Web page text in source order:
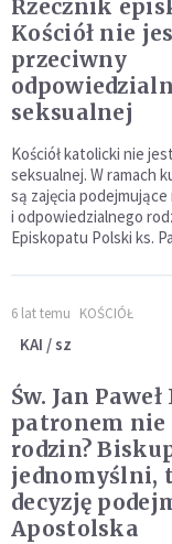
Rzecznik
Kościół nie
przeciwny
seksualnej
Kościół katolicki nie
seksualnej. W ramach
są zajęcia
i odpowiedzialnego
Episkopatu Polski ks.
6 lat temu KOŚCIÓŁ
KAI / sz
Św. Jan Paweł
patronem
rodzin?
jednomyślni,
decyzję
Apostolska